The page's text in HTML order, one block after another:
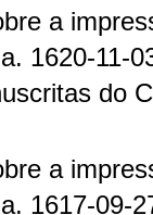
a
1620-11-
do
a
1617-09-